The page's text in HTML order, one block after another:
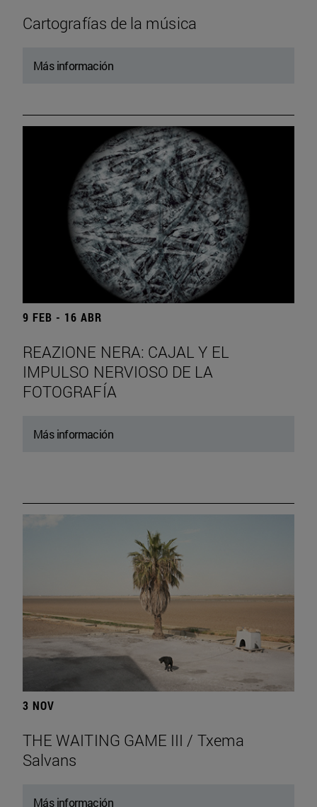
Cartografías de la música
Más información
9 FEB - 16 ABR
REAZIONE NERA: CAJAL Y EL
IMPULSO NERVIOSO DE LA
FOTOGRAFÍA
Más información
3 NOV
THE WAITING GAME III / Txema
Salvans
Más información